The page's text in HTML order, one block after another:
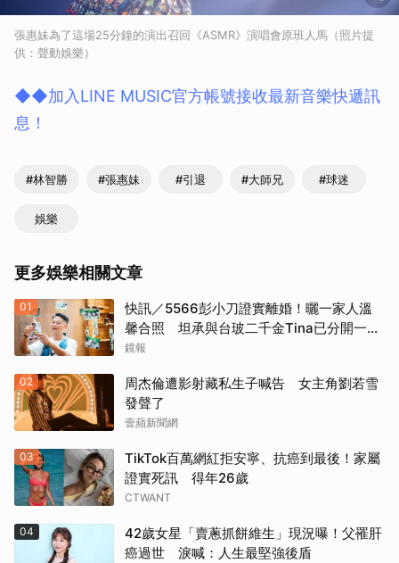
張惠妹為了這場25分鐘的演出召回《ASMR》演唱會原班人馬（照片提
供：聲動娛樂）
◆◆加入LINE MUSIC官方帳號接收最新音樂快遞訊
息！
#林智勝 #張惠妹 #引退 #大師兄 #球迷
娛樂
更多娛樂相關文章
01
快訊／5566彭小刀證實離婚！曬一家人溫
馨合照 坦承與台玻二千金Tina已分開一段
時間
鏡報
02
周杰倫遭影射藏私生子喊告 女主角劉若雪
發聲了
壹蘋新聞網
03
TikTok百萬網紅拒安寧、抗癌到最後！家屬
證實死訊 得年26歲
CTWANT
04
42歲女星「賣蔥抓餅維生」現況曝！父罹肝
癌過世 淚喊：人生最堅強後盾